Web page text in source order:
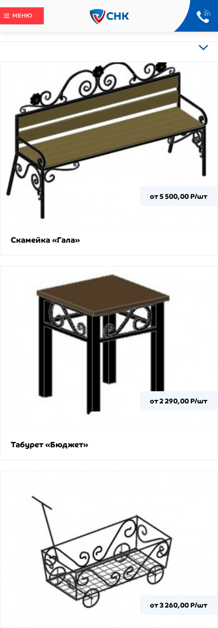
МЕНЮ
от 5 500,00 Р/шт
Скамейка «Гала»
от 2 290,00 Р/шт
Табурет «Бюджет»
от 3 260,00 Р/шт